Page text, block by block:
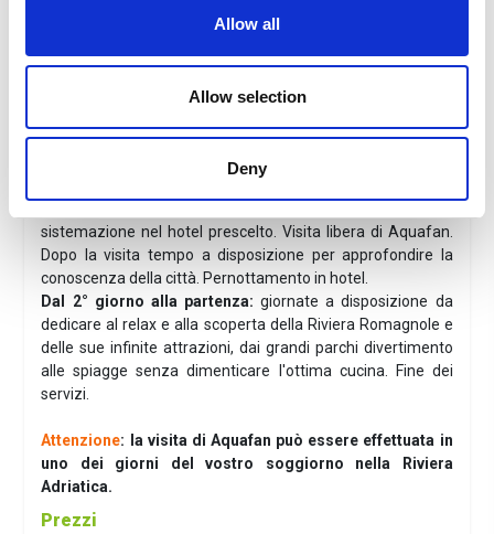
Allow all
Allow selection
Deny
soli in camera (gatti e cani fuori dalla gabbietta).
Check-in: dalle ore 12:30
ampio parcheggio a ca. 400 m dall'hotel,
disponibile con supplemento da €5 a giorno a veicolo.
sistemazione nel hotel prescelto. Visita libera di Aquafan.
Dopo la visita tempo a disposizione per approfondire la
conoscenza della città. Pernottamento in hotel.
Dal 2° giorno alla partenza: giornate a disposizione da
dedicare al relax e alla scoperta della Riviera Romagnole e
delle sue infinite attrazioni, dai grandi parchi divertimento
alle spiagge senza dimenticare l'ottima cucina. Fine dei
servizi.
Attenzione: la visita di Aquafan può essere effettuata in
uno dei giorni del vostro soggiorno nella Riviera
Adriatica.
Prezzi